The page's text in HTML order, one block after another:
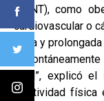
(ECNT), como
cardiovascular o
lenta y
total”, explicó
inactividad física